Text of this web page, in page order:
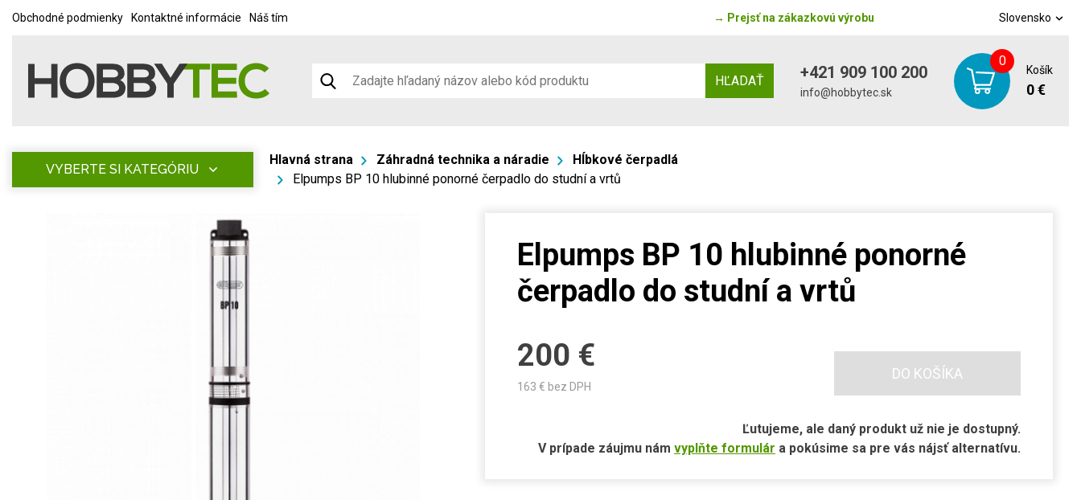
Obchodné podmienky Kontaktné informácie Náš tím → Prejsť na zákazkovú výrobu Slovensko
HĽADAŤ +421 909 100 200
info@hobbytec.sk
0
Košík
0 €
VYBERTE SI KATEGÓRIU
Hlavná strana Záhradná technika a náradie
Hĺbkové čerpadlá
Elpumps BP 10 hlubinné ponorné čerpadlo do studní a vrtů
Elpumps BP 10 hlubinné ponorné
čerpadlo do studní a vrtů
200 €
163 € bez DPH
DO KOŠÍKA
Ľutujeme, ale daný produkt už nie je dostupný.
V prípade záujmu nám vyplňte formulár a pokúsime sa pre vás nájsť alternatívu.